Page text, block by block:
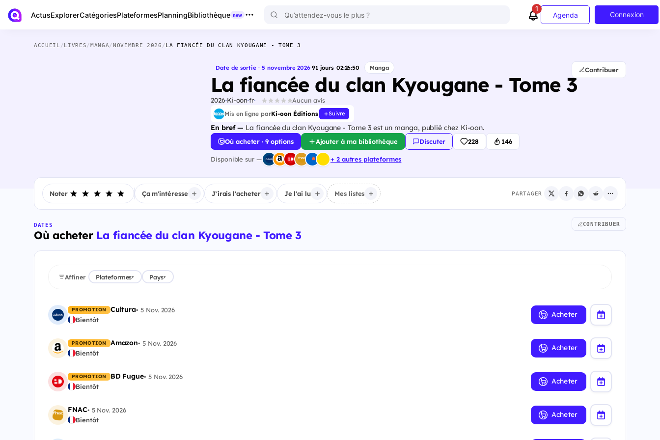
ActusExplorerCatégoriesPlateformesPlanningBibliothèque new
1
Agenda Connexion
ACCUEIL /LIVRES/MANGA/NOVEMBRE 2026 /LA FIANCÉE DU CLAN KYOUGANE - TOME 3
Date de sortie · 5 novembre 2026·91 jours 02:26:50 Manga
La fiancée du clan Kyougane - Tome 3
2026 Ki-oonfr Aucun avis
Mis en ligne parKi-oon Éditions Suivre
En bref — La fiancée du clan Kyougane - Tome 3 est un manga, publié chez Ki-oon.
Contribuer
Où acheter · 9 options Ajouter à ma bibliothèque Discuter 228 146
Disponible sur — + 2 autres plateformes
Noter Ça m'intéresse J'irais l'acheter Je l'ai lu Mes listes PARTAGER
DATES
Où acheter La fiancée du clan Kyougane - Tome 3
CONTRIBUER
Affiner Plateformes▾ Pays▾
PROMOTION Cultura•5 Nov. 2026
Bientôt
Acheter
PROMOTION Amazon•5 Nov. 2026
Bientôt
Acheter
PROMOTION BD Fugue• 5 Nov. 2026
Bientôt
Acheter
FNAC• 5 Nov. 2026
Bientôt
Acheter